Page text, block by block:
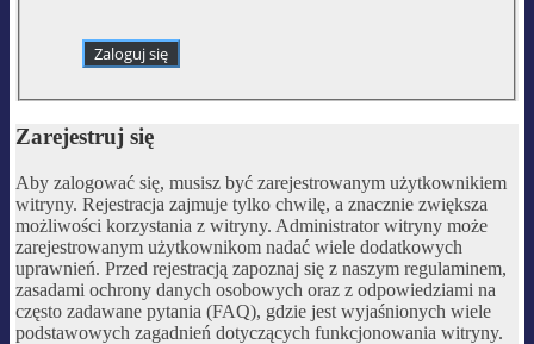
Zarejestruj się
Aby zalogować się, musisz być zarejestrowanym użytkownikiem
witryny. Rejestracja zajmuje tylko chwilę, a znacznie zwiększa
możliwości korzystania z witryny. Administrator witryny może
zarejestrowanym użytkownikom nadać wiele dodatkowych
uprawnień. Przed rejestracją zapoznaj się z naszym regulaminem,
zasadami ochrony danych osobowych oraz z odpowiedziami na
często zadawane pytania (FAQ), gdzie jest wyjaśnionych wiele
podstawowych zagadnień dotyczących funkcjonowania witryny.